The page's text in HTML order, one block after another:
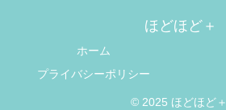
ほどほど＋
ホーム
プライバシーポリシー
© 2025 ほどほど＋.